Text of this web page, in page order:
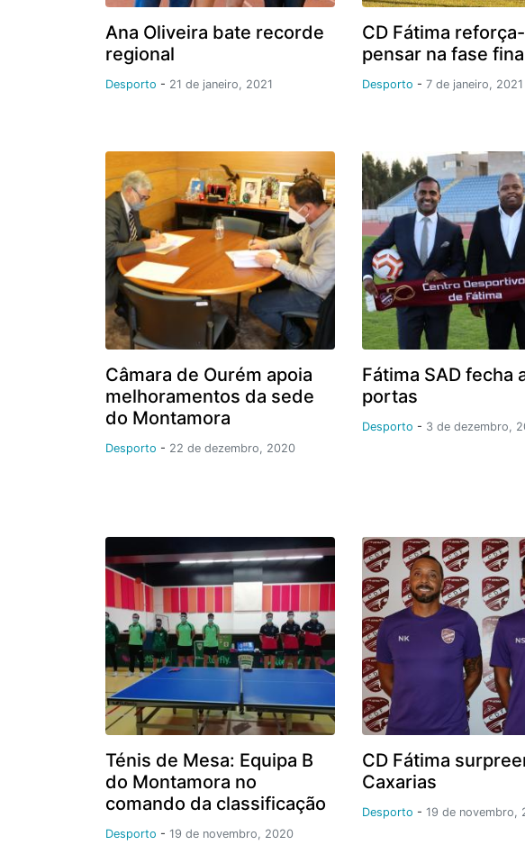
Ana Oliveira bate recorde
regional
Desporto - 21 de janeiro, 2021
CD Fátima
pensar na fase
Desporto - 7 de janeiro, 2021
Câmara de Ourém apoia
melhoramentos da sede
do Montamora
Desporto - 22 de dezembro, 2020
Fátima SAD fecha
portas
Desporto - 3 de dezembro,
Ténis de Mesa: Equipa B
do Montamora no
comando da classificação
Desporto - 19 de novembro, 2020
CD Fátima
Caxarias
Desporto - 19 de novembro,